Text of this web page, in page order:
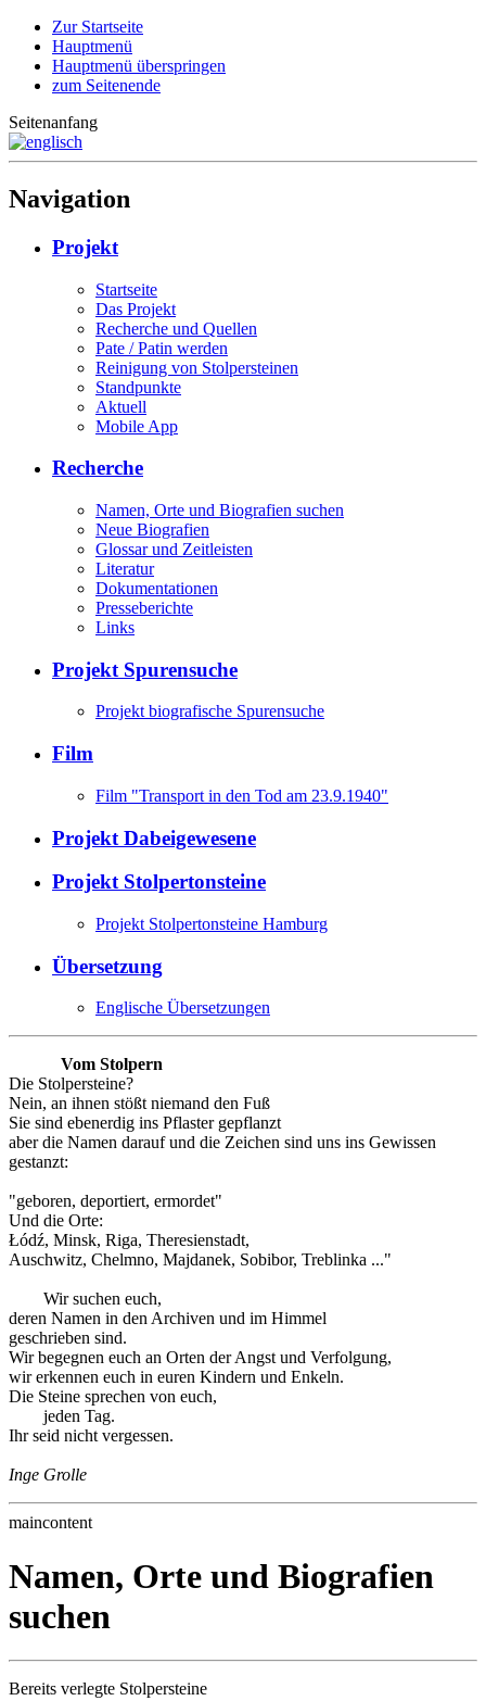
Zur Startseite
Hauptmenü
Hauptmenü überspringen
zum Seitenende
Seitenanfang
Navigation
Projekt
Startseite
Das Projekt
Recherche und Quellen
Pate / Patin werden
Reinigung von Stolpersteinen
Standpunkte
Aktuell
Mobile App
Recherche
Namen, Orte und Biografien suchen
Neue Biografien
Glossar und Zeitleisten
Literatur
Dokumentationen
Presseberichte
Links
Projekt Spurensuche
Projekt biografische Spurensuche
Film
Film "Transport in den Tod am 23.9.1940"
Projekt Dabeigewesene
Projekt Stolpertonsteine
Projekt Stolpertonsteine Hamburg
Übersetzung
Englische Übersetzungen
Vom Stolpern
Die Stolpersteine?
Nein, an ihnen stößt niemand den Fuß
Sie sind ebenerdig ins Pflaster gepflanzt
aber die Namen darauf und die Zeichen sind uns ins Gewissen
gestanzt:
"geboren, deportiert, ermordet"
Und die Orte:
Łódź, Minsk, Riga, Theresienstadt,
Auschwitz, Chelmno, Majdanek, Sobibor, Treblinka ..."
Wir suchen euch,
deren Namen in den Archiven und im Himmel
geschrieben sind.
Wir begegnen euch an Orten der Angst und Verfolgung,
wir erkennen euch in euren Kindern und Enkeln.
Die Steine sprechen von euch,
jeden Tag.
Ihr seid nicht vergessen.
Inge Grolle
maincontent
Namen, Orte und Biografien
suchen
Bereits verlegte Stolpersteine